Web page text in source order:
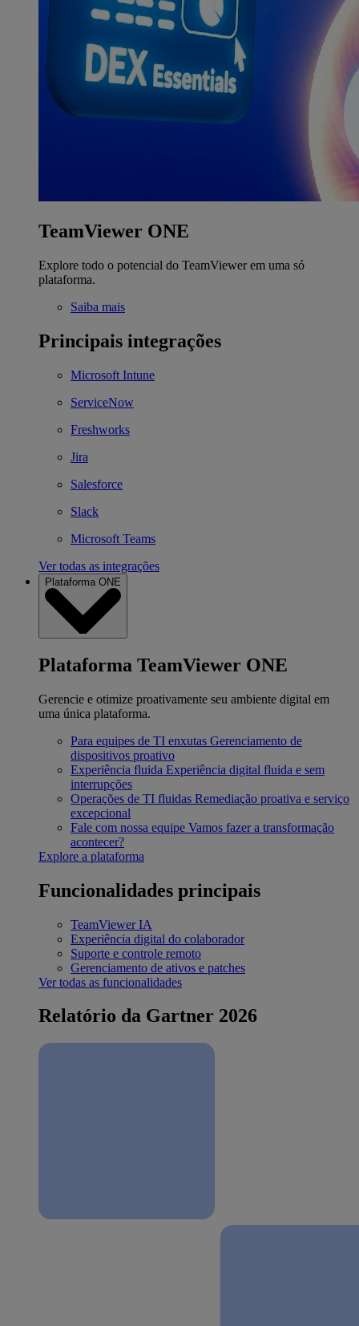
TeamViewer ONE
Explore todo o potencial do TeamViewer em uma só
plataforma.
Saiba mais
Principais integrações
Microsoft Intune
ServiceNow
Freshworks
Jira
Salesforce
Slack
Microsoft Teams
Ver todas as integrações
Plataforma ONE
Plataforma TeamViewer ONE
Gerencie e otimize proativamente seu ambiente digital em
uma única plataforma.
Para equipes de TI enxutas Gerenciamento de
dispositivos proativo
Experiência fluida Experiência digital fluida e sem
interrupções
Operações de TI fluidas Remediação proativa e serviço
excepcional
Fale com nossa equipe Vamos fazer a transformação
acontecer?
Explore a plataforma
Funcionalidades principais
TeamViewer IA
Experiência digital do colaborador
Suporte e controle remoto
Gerenciamento de ativos e patches
Ver todas as funcionalidades
Relatório da Gartner 2026